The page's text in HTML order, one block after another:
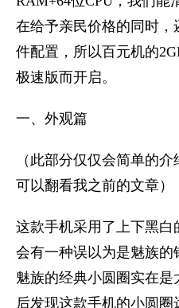
在给予亲民价格的同时，
件配置，所以百元机的
极速版而开启。
一、外观篇
（此部分仅仅会简单的
可以翻看我之前的文章）
这款手机采用了上下黑
会有一种误以为是魅族的
魅族的经典小圆圈实在是
后发现这款手机的小圆